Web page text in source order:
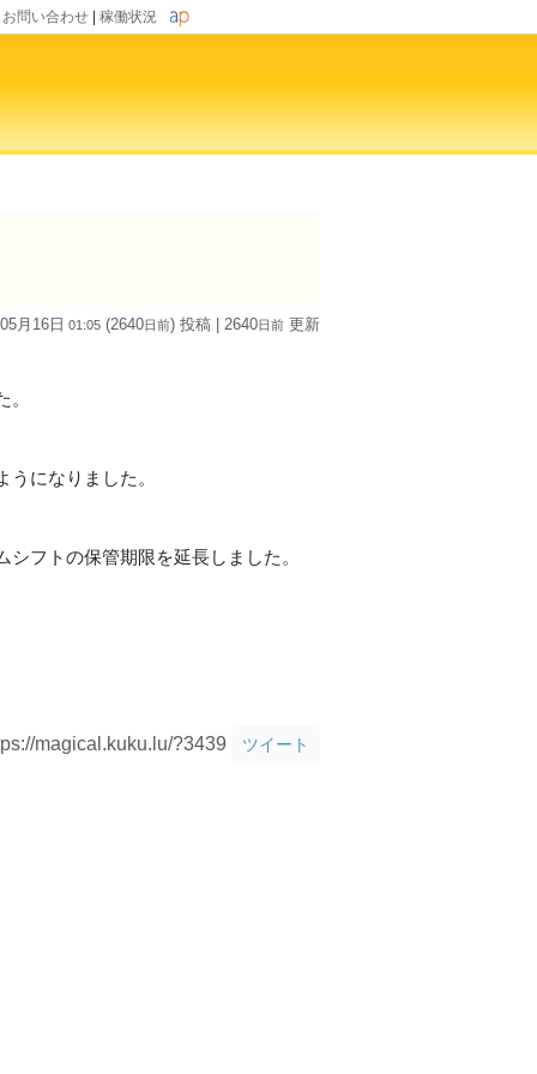
お問い合わせ 稼働状況
月16日 01:05 (2640日前) 投稿 | 2640日前 更新
になりました。
フトの保管期限を延長しました。
magical.kuku.lu/?3439 ツイート